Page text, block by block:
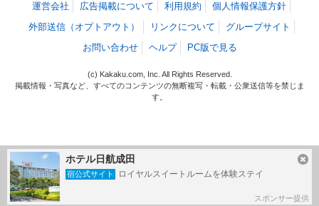
ホテル日航成田
宿公式サイト ロイヤルスイートルームを体験ステイ
スポンサー提供
運営会社 広告掲載について 利用規約
個人情報保護方針
外部送信（オプトアウト）
リンクについて
グループサイト
お問い合わせ
ヘルプ PC版で見る
(c) Kakaku.com, Inc. All Rights Reserved.
掲載情報・写真など、すべてのコンテンツの無断複写・転載・公衆送信等を禁じま
す。